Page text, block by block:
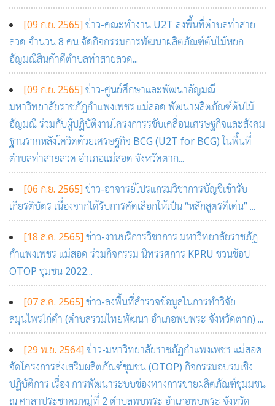
[09 ก.ย. 2565] ข่าว-คณะทำงาน U2T ลงพื้นที่ตำบลท่าสาย
ลวด จำนวน 8 คน จัดกิจกรรมการพัฒนาผลิตภัณฑ์ต้นไม้หยก
อัญมณีสินค้าดีตำบลท่าสายลวด...
[09 ก.ย. 2565] ข่าว-ศูนย์ศึกษาและพัฒนาอัญมณี
มหาวิทยาลัยราชภัฏกำแพงเพชร แม่สอด พัฒนาผลิตภัณฑ์ต้นไม้
อัญมณี ร่วมกับผู้ปฏิบัติงานโครงการรขับเคลื่อนเศรษฐกิจและสังคม
ฐานรากหลังโควิดด้วยเศรษฐกิจ BCG (U2T for BCG) ในพื้นที่
ตำบลท่าสายลวด อำเภอแม่สอด จังหวัดตาก...
[06 ก.ย. 2565] ข่าว-อาจารย์โปรแกรมวิชาการบัญชีเข้ารับ
เกียรติบัตร เนื่องจากได้รับการคัดเลือกให้เป็น “หลักสูตรดีเด่น” ...
[18 ส.ค. 2565] ข่าว-งานบริการวิชาการ มหาวิทยาลัยราชภัฏ
กำแพงเพชร แม่สอด ร่วมกิจกรรม นิทรรศการ KPRU ชวนช้อป
OTOP ชุมชน 2022...
[07 ส.ค. 2565] ข่าว-ลงพื้นที่สำรวจข้อมูลในการทำวิจัย
สมุนไพรไก่ดำ (ตำบลรวมไทยพัฒนา อำเภอพบพระ จังหวัดตาก) ...
[29 พ.ย. 2564] ข่าว-มหาวิทยาลัยราชภัฏกำแพงเพชร แม่สอด
จัดโครงการส่งเสริมผลิตภัณฑ์ชุมชน (OTOP) กิจกรรมอบรมเชิง
ปฏิบัติการ เรื่อง การพัฒนาระบบช่องทางการขายผลิตภัณฑ์ชุมมชน
ณ ศาลาประชาคมหมู่ที่ 2 ตำบลพบพระ อำเภอพบพระ จังหวัด